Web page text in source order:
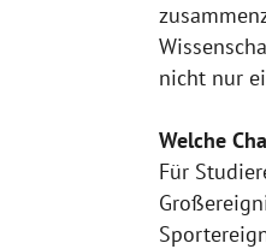
nicht nur
Welche
Für